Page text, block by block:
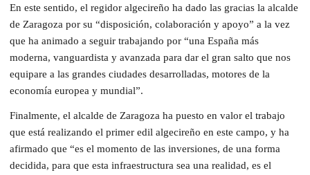
En este sentido, el regidor algecireño ha dado las gracias la alcalde
de Zaragoza por su “disposición, colaboración y apoyo” a la vez
que ha animado a seguir trabajando por “una España más
moderna, vanguardista y avanzada para dar el gran salto que nos
equipare a las grandes ciudades desarrolladas, motores de la
economía europea y mundial”.
Finalmente, el alcalde de Zaragoza ha puesto en valor el trabajo
que está realizando el primer edil algecireño en este campo, y ha
afirmado que “es el momento de las inversiones, de una forma
decidida, para que esta infraestructura sea una realidad, es el